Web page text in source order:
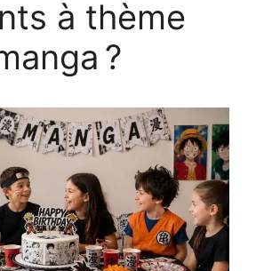
à thème
?